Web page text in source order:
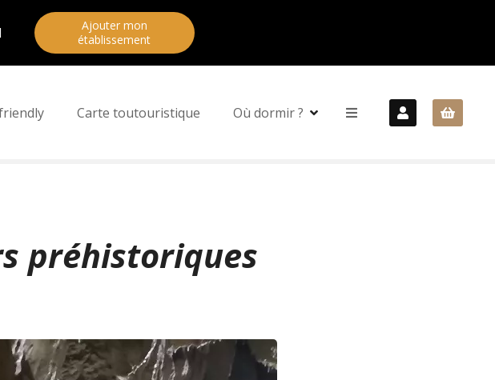
Ajouter mon
établissement
Carte toutouristique Où dormir ?
préhistoriques